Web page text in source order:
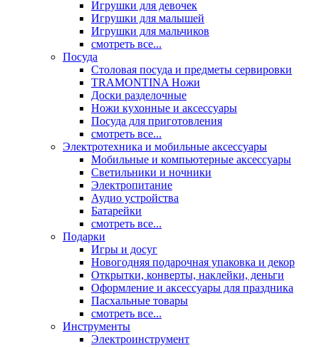
Игрушки для девочек
Игрушки для малышей
Игрушки для мальчиков
смотреть все...
Посуда
Столовая посуда и предметы сервировки
TRAMONTINA Ножи
Доски разделочные
Ножи кухонные и аксессуары
Посуда для приготовления
смотреть все...
Электротехника и мобильные аксессуары
Мобильные и компьютерные аксессуары
Светильники и ночники
Электропитание
Аудио устройства
Батарейки
смотреть все...
Подарки
Игры и досуг
Новогодняя подарочная упаковка и декор
Открытки, конверты, наклейки, деньги
Оформление и аксессуары для праздника
Пасхальные товары
смотреть все...
Инструменты
Электроинструмент